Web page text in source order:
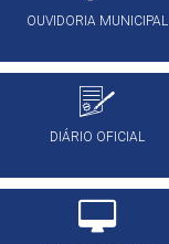
OUVIDORIA MUNICIPAL
DIÁRIO OFICIAL